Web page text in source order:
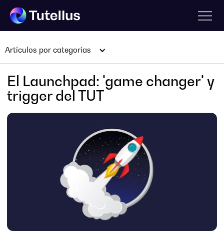
Artículos por categorías
El Launchpad: 'game changer' y
trigger del TUT